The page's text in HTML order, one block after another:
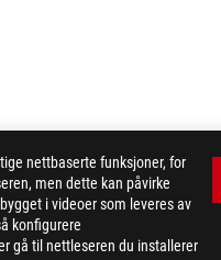
nettbaserte funksjoner, for
men dette kan påvirke
i videoer som leveres av
konfigurere
gå til nettleseren du installerer